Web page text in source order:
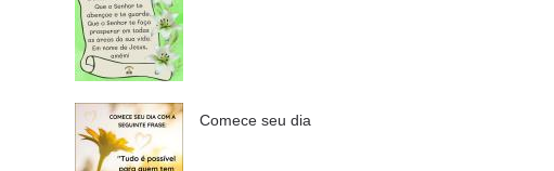
Comece seu dia